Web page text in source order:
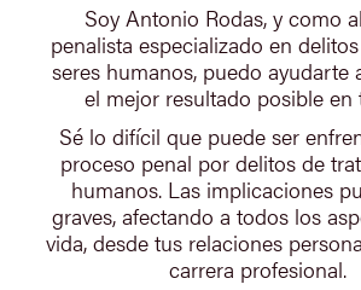
Soy Antonio Rodas, y como
penalista especializado en
seres humanos, puedo ayudarte
el mejor resultado posible en
Sé lo difícil que puede ser
proceso penal por delitos de
humanos. Las implicaciones
graves, afectando a todos los
vida, desde tus relaciones
carrera profesional.